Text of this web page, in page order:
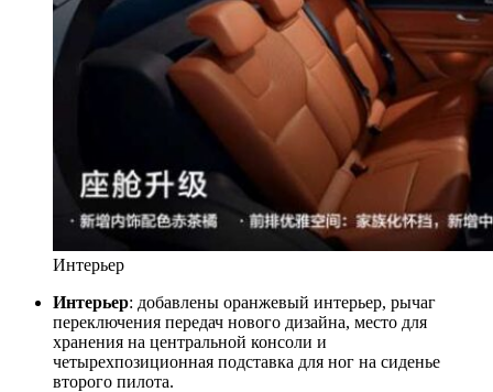
Интерьер
Интерьер: добавлены оранжевый интерьер, рычаг
переключения передач нового дизайна, место для
хранения на центральной консоли и
четырехпозиционная подставка для ног на сиденье
второго пилота.